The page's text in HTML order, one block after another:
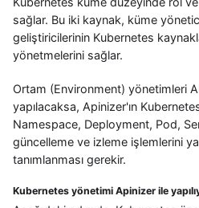
sağlar. Bu iki kaynak, küme
geliştiricilerinin Kubernetes
yönetmelerini sağlar.
Ortam (Environment) yönetimleri
yapılacaksa, Apinizer'ın
Namespace, Deployment, Pod,
güncelleme ve izleme işlemlerini
tanımlanması gerekir.
Kubernetes yönetimi Apinizer ile